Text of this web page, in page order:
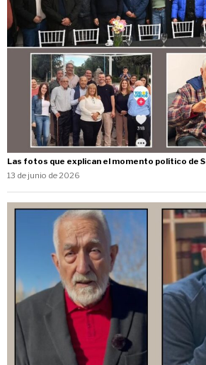
Las fotos que explican el momento político de
13 de junio de 2026